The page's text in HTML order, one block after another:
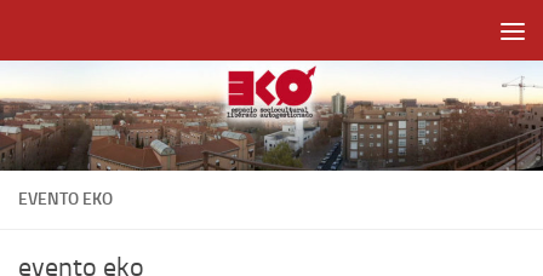
EVENTO EKO
evento eko